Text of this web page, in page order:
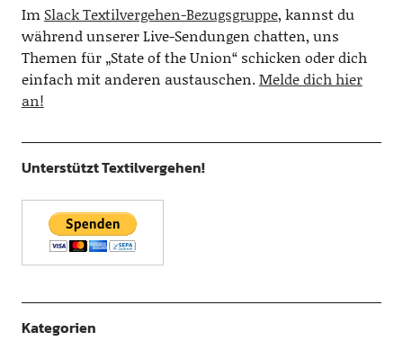
Im Slack Textilvergehen-Bezugsgruppe, kannst du
während unserer Live-Sendungen chatten, uns
Themen für „State of the Union“ schicken oder dich
einfach mit anderen austauschen.Melde dich hier
an!
Unterstützt Textilvergehen!
Kategorien